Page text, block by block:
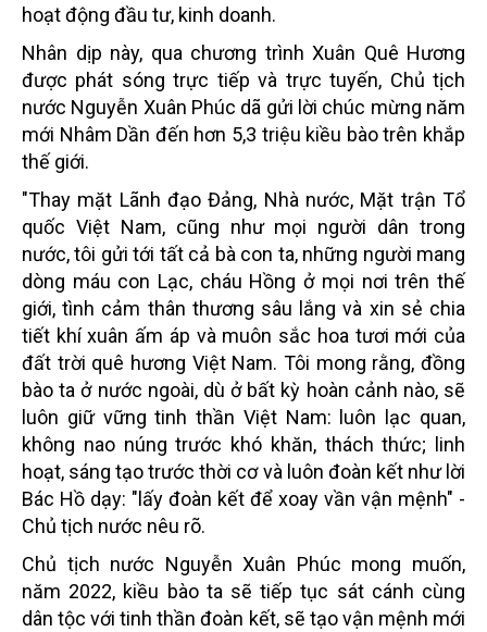
hoạt động đầu tư, kinh doanh.
Nhân dịp này, qua chương trình Xuân Quê Hương
được phát sóng trực tiếp và trực tuyến, Chủ tịch
nước Nguyễn Xuân Phúc dã gửi lời chúc mừng năm
mới Nhâm Dần đến hơn 5,3 triệu kiều bào trên khắp
thế giới.
"Thay mặt Lãnh đạo Đảng, Nhà nước, Mặt trận Tổ
quốc Việt Nam, cũng như mọi người dân trong
nước, tôi gửi tới tất cả bà con ta, những người mang
dòng máu con Lạc, cháu Hồng ở mọi nơi trên thế
giới, tình cảm thân thương sâu lắng và xin sẻ chia
tiết khí xuân ấm áp và muôn sắc hoa tươi mới của
đất trời quê hương Việt Nam. Tôi mong rằng, đồng
bào ta ở nước ngoài, dù ở bất kỳ hoàn cảnh nào, sẽ
luôn giữ vững tinh thần Việt Nam: luôn lạc quan,
không nao núng trước khó khăn, thách thức; linh
hoạt, sáng tạo trước thời cơ và luôn đoàn kết như lời
Bác Hồ dạy: "lấy đoàn kết để xoay vần vận mệnh" -
Chủ tịch nước nêu rõ.
Chủ tịch nước Nguyễn Xuân Phúc mong muốn,
năm 2022, kiều bào ta sẽ tiếp tục sát cánh cùng
dân tộc với tinh thần đoàn kết, sẽ tạo vận mệnh mới